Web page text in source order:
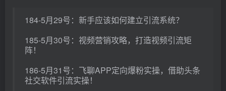
184-5月29号：新手应该如何建立引流系统？
185-5月30号：视频营销攻略，打造视频引流矩
阵！
186-5月31号：飞聊APP定向爆粉实操，借助头条
社交软件引流实操！